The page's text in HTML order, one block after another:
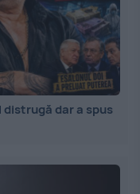
dar a spus